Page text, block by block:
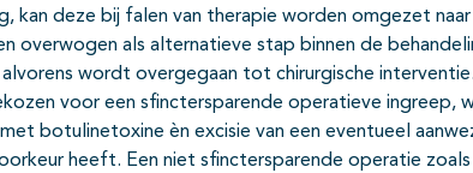
kan deze bij falen van therapie worden omgezet naar
overwogen als alternatieve stap binnen de
wordt overgegaan tot chirurgische
voor een sfinctersparende operatieve ingreep,
botulinetoxine èn excisie van een eventueel
heeft. Een niet sfinctersparende operatie